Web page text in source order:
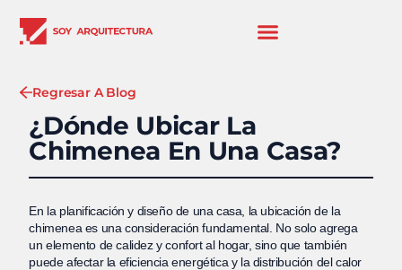
Regresar A Blog
¿Dónde Ubicar La
Chimenea En Una Casa?
En la planificación y diseño de una casa, la ubicación de la
chimenea es una consideración fundamental. No solo agrega
un elemento de calidez y confort al hogar, sino que también
puede afectar la eficiencia energética y la distribución del calor